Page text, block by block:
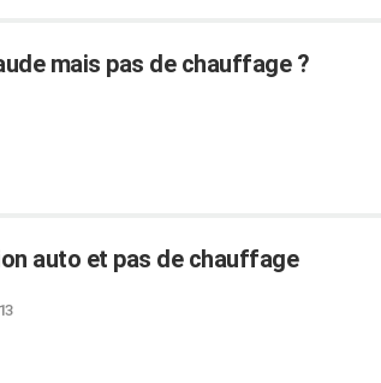
mais pas de chauffage ?
auto et pas de chauffage